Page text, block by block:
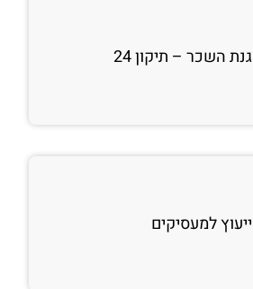
השכר – תיקון 24
ייעוץ למעסיקים